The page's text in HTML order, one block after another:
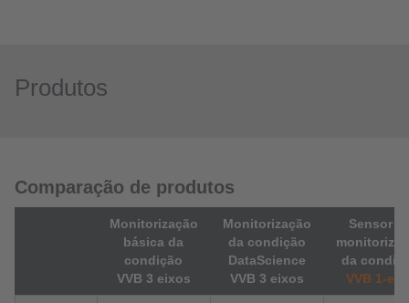
Produtos
Comparação de produtos
Monitorização
básica da
condição
VVB 3 eixos
Monitorização
da condição
DataScience
VVB 3 eixos
Sensor
da
VVB 1-